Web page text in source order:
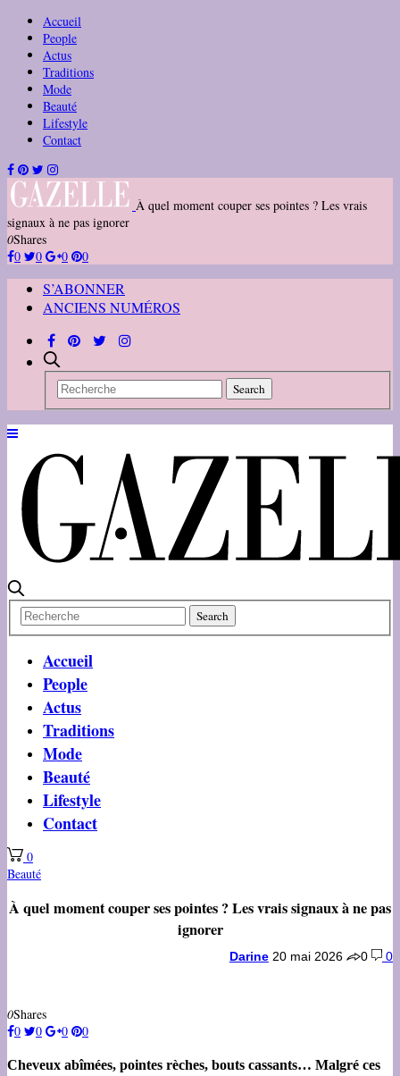
Accueil
People
Actus
Traditions
Mode
Beauté
Lifestyle
Contact
À quel moment couper ses pointes ? Les vrais
signaux à ne pas ignorer
0Shares
0
0 0 0
S’ABONNER
ANCIENS NUMÉROS
Accueil
People
Actus
Traditions
Mode
Beauté
Lifestyle
Contact
0
Beauté
À quel moment couper ses pointes ? Les vrais signaux à ne pas
ignorer
Darine 20 mai 2026 0 0
0Shares
0
0 0 0
Cheveux abîmées, pointes rèches, bouts cassants… Malgré ces